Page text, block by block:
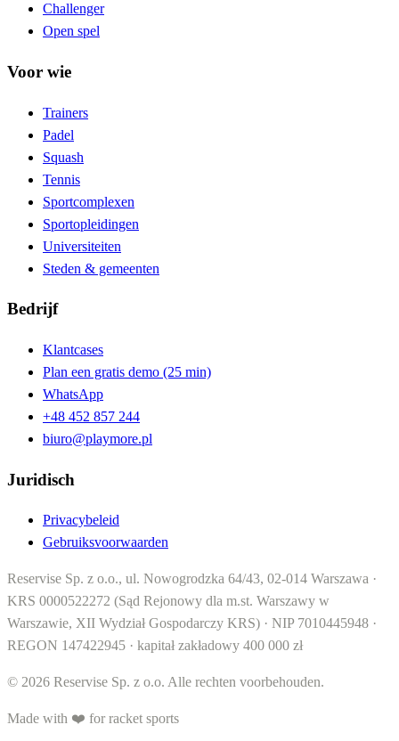
Challenger
Open spel
Voor wie
Trainers
Padel
Squash
Tennis
Sportcomplexen
Sportopleidingen
Universiteiten
Steden & gemeenten
Bedrijf
Klantcases
Plan een gratis demo (25 min)
WhatsApp
+48 452 857 244
biuro@playmore.pl
Juridisch
Privacybeleid
Gebruiksvoorwaarden
Reservise Sp. z o.o., ul. Nowogrodzka 64/43, 02-014 Warszawa ·
KRS 0000522272 (Sąd Rejonowy dla m.st. Warszawy w
Warszawie, XII Wydział Gospodarczy KRS) · NIP 7010445948 ·
REGON 147422945 · kapitał zakładowy 400 000 zł
© 2026 Reservise Sp. z o.o. Alle rechten voorbehouden.
Made with ❤️ for racket sports